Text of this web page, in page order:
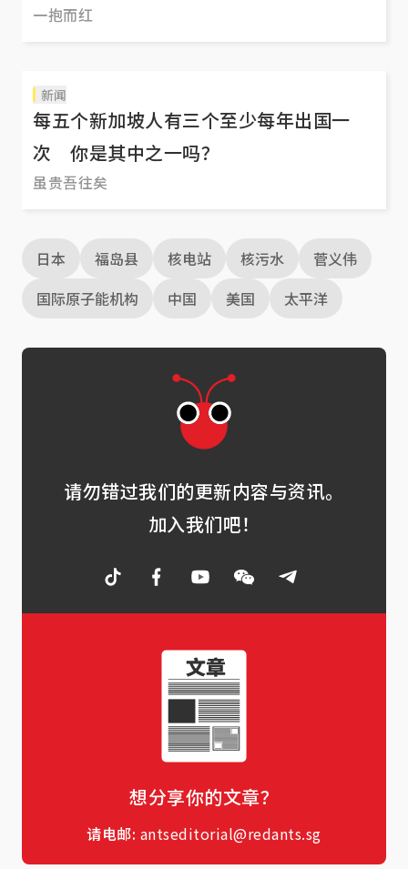
一抱而红
新闻
每五个新加坡人有三个至少每年出国一
次 你是其中之一吗？
虽贵吾往矣
日本 福岛县 核电站 核污水
菅义伟
国际原子能机构
中国 美国 太平洋
请勿错过我们的更新内容与资讯。
加入我们吧！
想分享你的文章？
请电邮: antseditorial@redants.sg